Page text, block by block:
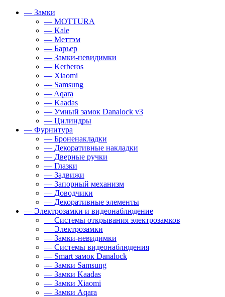
— Замки
— MOTTURA
— Kale
— Меттэм
— Барьер
— Замки-невидимки
— Kerberos
— Xiaomi
— Samsung
— Aqara
— Kaadas
— Умный замок Danalock v3
— Цилиндры
— Фурнитура
— Броненакладки
— Декоративные накладки
— Дверные ручки
— Глазки
— Задвижи
— Запорный механизм
— Доводчики
— Декоративные элементы
— Электрозамки и видеонаблюдение
— Системы открывания электрозамков
— Электрозамки
— Замки-невидимки
— Системы видеонаблюдения
— Smart замок Danalock
— Замки Samsung
— Замки Kaadas
— Замки Xiaomi
— Замки Aqara